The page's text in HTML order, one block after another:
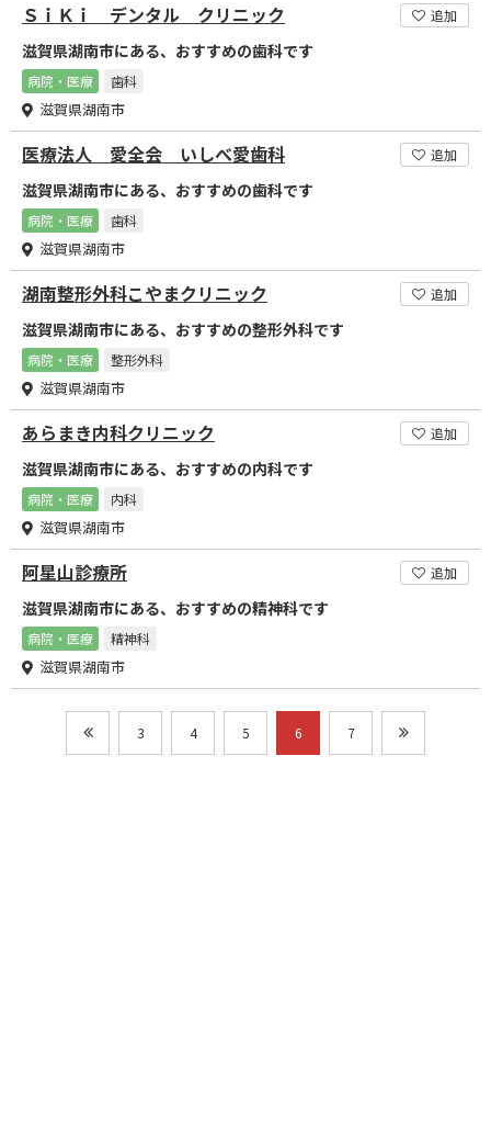
ＳｉＫｉ デンタル クリニック 追加
滋賀県湖南市にある、おすすめの歯科です
病院・医療 歯科
滋賀県湖南市
医療法人 愛全会 いしべ愛歯科 追加
滋賀県湖南市にある、おすすめの歯科です
病院・医療 歯科
滋賀県湖南市
湖南整形外科こやまクリニック 追加
滋賀県湖南市にある、おすすめの整形外科です
病院・医療 整形外科
滋賀県湖南市
あらまき内科クリニック 追加
滋賀県湖南市にある、おすすめの内科です
病院・医療 内科
滋賀県湖南市
阿星山診療所 追加
滋賀県湖南市にある、おすすめの精神科です
病院・医療 精神科
滋賀県湖南市
3 4 5 6 7